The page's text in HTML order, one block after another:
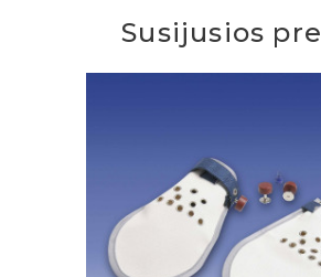
Susijusios